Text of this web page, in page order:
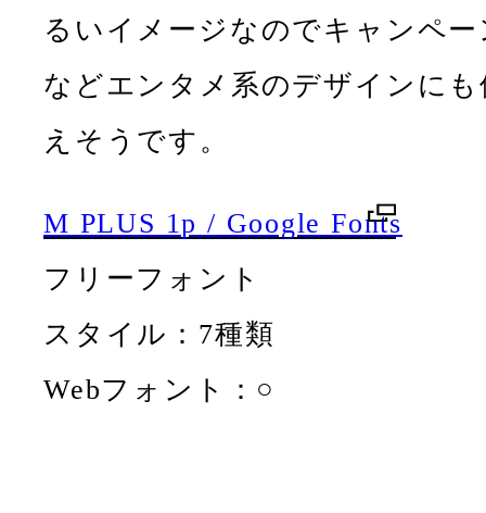
るいイメージなのでキャンペー
などエンタメ系のデザインにも
えそうです。
M PLUS 1p / Google Fonts
フリーフォント
スタイル：7種類
Webフォント：○